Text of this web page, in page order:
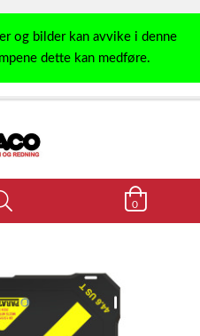
og bilder kan avvike i denne
dette kan medføre.
0